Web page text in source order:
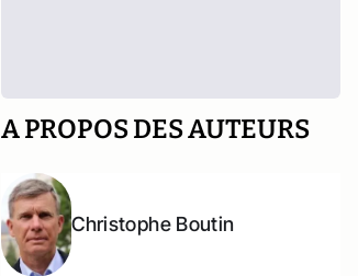
A PROPOS DES AUTEURS
Christophe Boutin